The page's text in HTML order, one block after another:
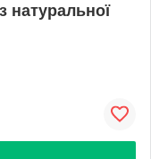
натуральної